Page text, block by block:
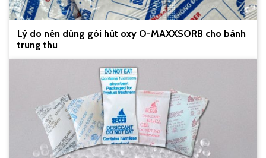
Lý do nên dùng gói hút oxy O-MAXXSORB cho bánh
trung thu